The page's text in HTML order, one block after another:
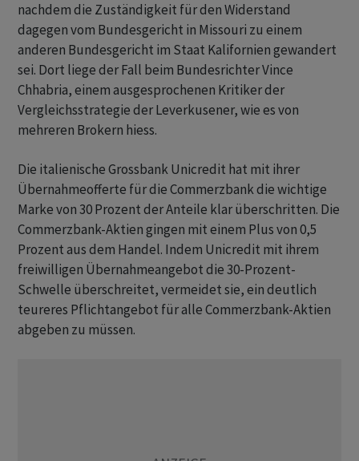
nachdem die Zuständigkeit für den Widerstand
dagegen vom Bundesgericht in Missouri zu einem
anderen Bundesgericht im Staat Kalifornien gewandert
sei. Dort liege der Fall beim Bundesrichter Vince
Chhabria, einem ausgesprochenen Kritiker der
Vergleichsstrategie der Leverkusener, wie es von
mehreren Brokern hiess.
Die italienische Grossbank Unicredit hat mit ihrer
Übernahmeofferte für die Commerzbank die wichtige
Marke von 30 Prozent der Anteile klar überschritten. Die
Commerzbank-Aktien gingen mit einem Plus von 0,5
Prozent aus dem Handel. Indem Unicredit mit ihrem
freiwilligen Übernahmeangebot die 30-Prozent-
Schwelle überschreitet, vermeidet sie, ein deutlich
teureres Pflichtangebot für alle Commerzbank-Aktien
abgeben zu müssen.